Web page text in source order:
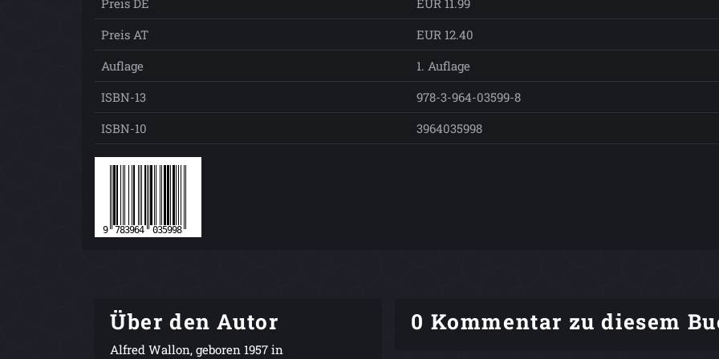
Preis DE
EUR 11.99
Preis AT
EUR 12.40
Auflage
1. Auflage
ISBN-13
978-3-964-03599-8
ISBN-10
3964035998
Über den Autor
Alfred Wallon, geboren 1957 in
0 Kommentar zu diesem